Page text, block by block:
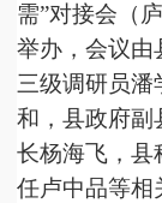
需”对接会（
举办 ，会议
三级调研员潘
和，县政府副
长杨海飞，县
任卢中品等相